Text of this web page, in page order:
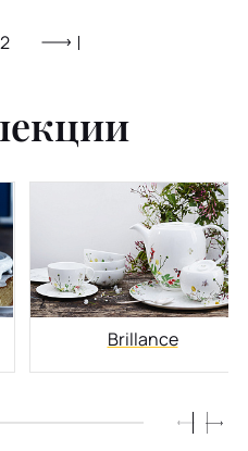
2
Brillance